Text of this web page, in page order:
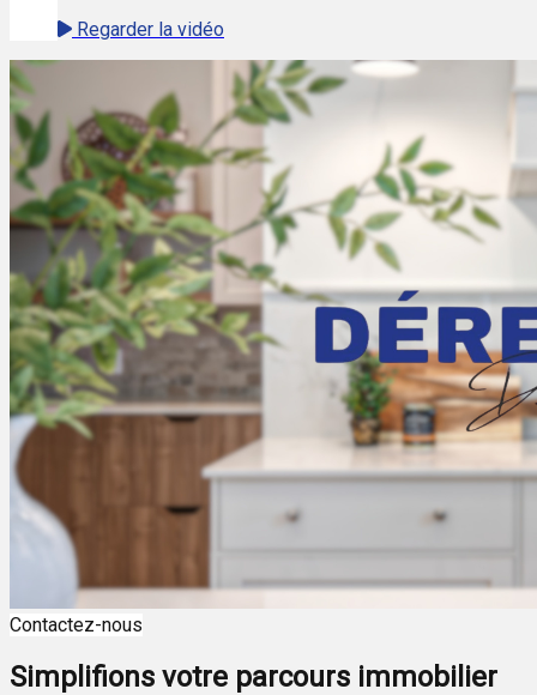
Regarder la vidéo
Contactez-nous
Simplifions votre parcours immobilier